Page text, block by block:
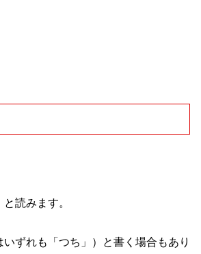
読みます。
ずれも「つち」）と書く場合もあり